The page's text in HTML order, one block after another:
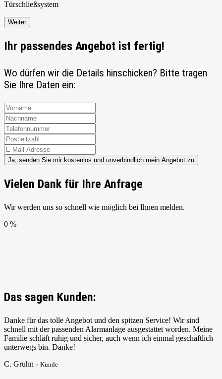
Türschließsystem
Weiter
Ihr passendes Angebot ist fertig!
Wo dürfen wir die Details hinschicken? Bitte tragen
Sie Ihre Daten ein:
Ja, senden Sie mir kostenlos und unverbindlich mein Angebot zu
Vielen Dank für Ihre Anfrage
Wir werden uns so schnell wie möglich bei Ihnen melden.
0 %
Das sagen Kunden:
Danke für das tolle Angebot und den spitzen Service! Wir sind
schnell mit der passenden Alarmanlage ausgestattet worden. Meine
Familie schläft ruhig und sicher, auch wenn ich einmal geschäftlich
unterwegs bin. Danke!
C. Gruhn - Kunde